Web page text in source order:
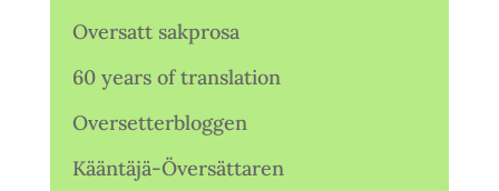
Oversatt sakprosa
60 years of translation
Oversetterbloggen
Kääntäjä-Översättaren